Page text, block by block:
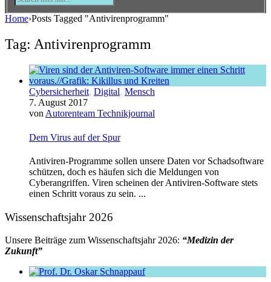
Home›Posts Tagged "Antivirenprogramm"
Tag: Antivirenprogramm
Cybersicherheit, Digital, Mensch
7. August 2017
von Autorenteam Technikjournal
Dem Virus auf der Spur
Antiviren-Programme sollen unsere Daten vor Schadsoftware
schützen, doch es häufen sich die Meldungen von
Cyberangriffen. Viren scheinen der Antiviren-Software stets
einen Schritt voraus zu sein. ...
Wissenschaftsjahr 2026
Unsere Beiträge zum Wissenschaftsjahr 2026: “Medizin der
Zukunft”